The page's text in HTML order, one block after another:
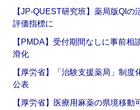
【JP-QUEST研究班】薬局版QIの
評価指標に
【PMDA】受付期間なしに事前相
滑化
【厚労省】「治験支援薬局」制度
公表
【厚労省】医療用麻薬の県境移動